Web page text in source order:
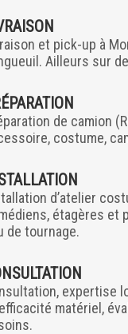
et pick-up à
Ailleurs sur
de camion
costume,
d’atelier
étagères et
de tournage.
expertise
matériel,